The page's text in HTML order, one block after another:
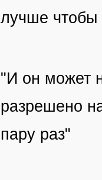
лучше чтобы
"И он может
разрешено
пару раз"